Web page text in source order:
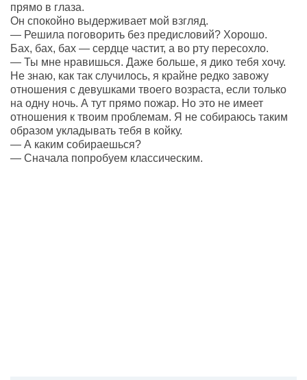
прямо в глаза.
Он спокойно выдерживает мой взгляд.
— Решила поговорить без предисловий? Хорошо.
Бах, бах, бах — сердце частит, а во рту пересохло.
— Ты мне нравишься. Даже больше, я дико тебя хочу.
Не знаю, как так случилось, я крайне редко завожу
отношения с девушками твоего возраста, если только
на одну ночь. А тут прямо пожар. Но это не имеет
отношения к твоим проблемам. Я не собираюсь таким
образом укладывать тебя в койку.
— А каким собираешься?
— Сначала попробуем классическим.